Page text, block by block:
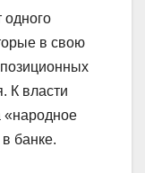
одного
в свою
К власти
«народное
банке.